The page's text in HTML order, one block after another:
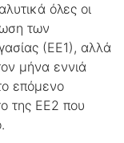
όλες οι
των
(ΕΕ1), αλλά
μήνα εννιά
επόμενο
της ΕΕ2 που